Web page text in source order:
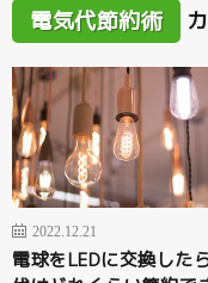
電気代節約術
2022.12.21
電球をLEDに交換した